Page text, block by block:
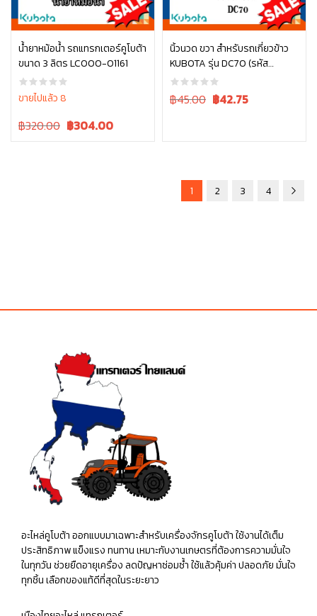
น้ำยาหม้อน้ำ รถแทรกเตอร์คูโบต้า
ขนาด 3 ลิตร LC000-01161
ขายไปแล้ว 8
Original
฿320.00 Current
฿304.00
หยิบใส่ตะกร้า
นิ้วนวด ขวา สำหรับรถเกี่ยวข้าว
KUBOTA รุ่น DC70 (รหัส
5T078-55622)
Original
฿45.00 Current
฿42.75
หยิบใส่ตะกร้า
1 2 3 4
อะไหล่คูโบต้า ออกแบบมาเฉพาะสำหรับเครื่องจักรคูโบต้า ใช้งานได้เต็ม
ประสิทธิภาพ แข็งแรง ทนทาน เหมาะกับงานเกษตรที่ต้องการความมั่นใจ
ในทุกวัน ช่วยยืดอายุเครื่อง ลดปัญหาซ่อมซ้ำ ใช้แล้วคุ้มค่า ปลอดภัย มั่นใจ
ทุกชิ้น เลือกของแท้ดีที่สุดในระยะยาว